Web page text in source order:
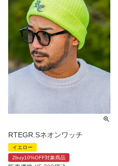
RTEGR.Sネオンワッチ
イエロー
2buy10%OFF対象商品